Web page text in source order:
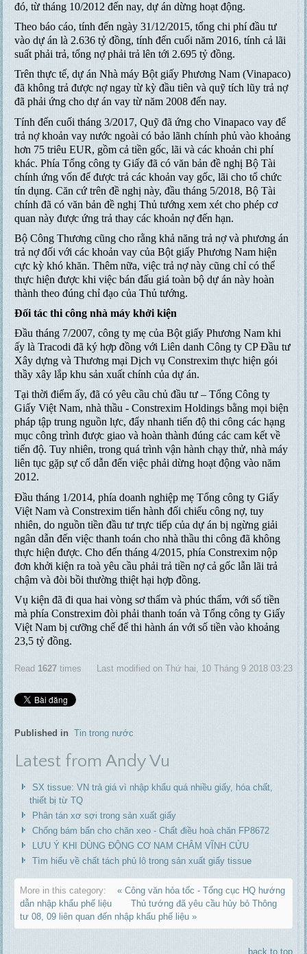
đó, từ tháng 10/2012 đến nay, dự án dừng hoạt động.
Theo báo cáo, tính đến ngày 31/12/2015, tổng chi phí đầu tư
vào dự án là 2.636 tỷ đồng, tính đến cuối năm 2016, tính cả lãi
suất phải trả, tổng nợ phải trả lên tới 2.695 tỷ đồng.
Trên thực tế, dự án Nhà máy Bột giấy Phương Nam (Vinapaco)
đã không trả được nợ ngay từ kỳ đầu tiên và quỹ tích lũy trả nợ
đã phải ứng cho dự án vay từ năm 2008 đến nay.
Tính đến cuối tháng 3/2017, Quỹ đã ứng cho Vinapaco vay để
trả nợ khoản vay nước ngoài có bảo lãnh chính phủ vào khoảng
hơn 75 triêu EUR, gồm cả tiền gốc, lãi và các khoản chi phí
khác. Phía Tổng công ty Giấy đã có văn bản đề nghị Bộ Tài
chính ứng vốn để được trả các khoản vay gốc, lãi cho tổ chức
tín dụng. Căn cứ trên đề nghị này, đầu tháng 5/2018, Bộ Tài
chính đã có văn bản đề nghị Thủ tướng xem xét cho phép cơ
quan này được ứng trả thay các khoản nợ đến hạn.
Bộ Công Thương cũng cho rằng khả năng trả nợ và phương án
trả nợ đối với các khoản vay của Bột giấy Phương Nam hiện
cực kỳ khó khăn. Thêm nữa, việc trả nợ này cũng chỉ có thể
thực hiện được khi việc bán đấu giá toàn bộ dự án này hoàn
thành theo đúng chỉ đạo của Thủ tướng.
Đối tác thi công nhà máy khởi kiện
Đầu tháng 7/2007, công ty mẹ của Bột giấy Phương Nam khi
ấy là Tracodi đã ký hợp đồng với Liên danh Công ty CP Đầu tư
Xây dựng và Thương mại Dịch vụ Constrexim thực hiện gói
thầy xây lắp khu sản xuất chính của dự án.
Tại thời điểm ấy, đã có yêu cầu chủ đầu tư – Tổng Công ty
Giấy Việt Nam, nhà thầu - Constrexim Holdings bằng mọi biện
pháp tập trung nguồn lực, đẩy nhanh tiến độ thi công các hạng
mục công trình được giao và hoàn thành đúng các cam kết về
tiến độ. Tuy nhiên, trong quá trình vận hành chạy thử, nhà máy
liên tục gặp sự cố dẫn đến việc phải dừng hoạt động vào năm
2012.
Đầu tháng 1/2014, phía doanh nghiệp mẹ Tổng công ty Giấy
Việt Nam và Constrexim tiến hành đối chiếu công nợ, tuy
nhiên, do nguồn tiền đầu tư trực tiếp của dự án bị ngừng giải
ngân dẫn đến việc thanh toán cho nhà thầu thi công đã không
thực hiện được. Cho đến tháng 4/2015, phía Constrexim nộp
đơn khởi kiện ra toà yêu cầu phải trả tiền nợ cả gốc lẫn lãi trả
chậm và đòi bồi thường thiệt hại hợp đồng.
Vụ kiện đã đi qua hai vòng sơ thẩm và phúc thẩm, với số tiền
mà phía Constrexim đòi phải thanh toán và Tổng công ty Giấy
Việt Nam bị cưỡng chế để thi hành án với số tiền vào khoảng
23,5 tỷ đồng.
Read 1627 times Last modified on Thứ hai, 10 Tháng 9 2018 03:23
Published in Tin trong nước
Latest from Andy Vu
SX tissue: VN trả giá vì nhập khẩu quá nhiều giấy, hóa chất,
thiết bị từ TQ
Phân tán xơ sợi trong sản xuất giấy
Chống bám bẩn cho chăn xeo - Chất điều hoà chăn FP8672
LƯU Ý KHI DÙNG ĐỘNG CƠ NAM CHÂM VĨNH CỬU
Tìm hiểu về chất tách phủ lô trong sản xuất giấy tissue
More in this category:
« Công văn hỏa tốc - Tổng cục HQ hướng
dẫn nhập khẩu phế liệu
Thủ tướng đã yêu cầu hủy bỏ Thông
tư 08, 09 liên quan đến nhập khẩu phế liệu »
back to top